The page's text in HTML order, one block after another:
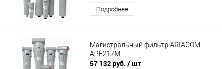
Подробнее
Магистральный фильтр ARIACOM
APF217М
57 132 руб. / шт